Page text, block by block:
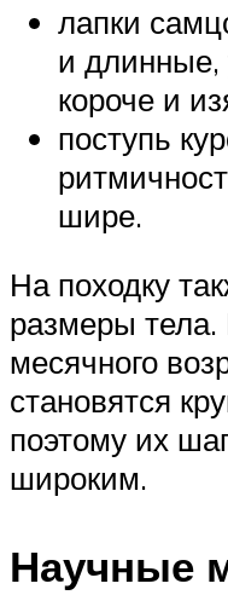
лапки
и длинные,
короче и
поступь
шире.
На походку
размеры
месячного
становятся
поэтому их
широким.
Научные